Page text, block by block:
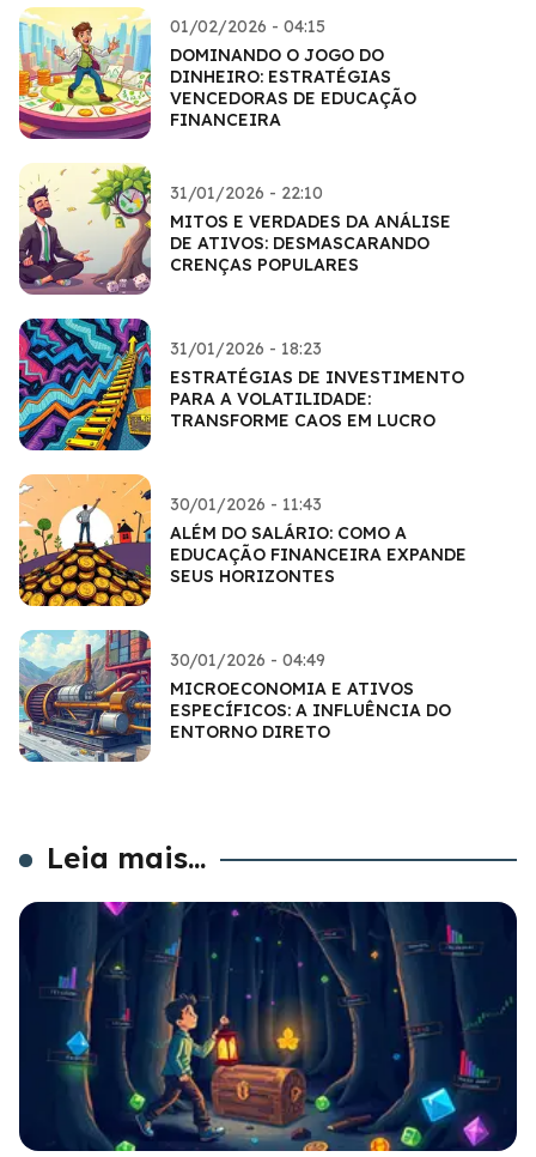
01/02/2026 - 04:15
DOMINANDO O JOGO DO
DINHEIRO: ESTRATÉGIAS
VENCEDORAS DE EDUCAÇÃO
FINANCEIRA
31/01/2026 - 22:10
MITOS E VERDADES DA ANÁLISE
DE ATIVOS: DESMASCARANDO
CRENÇAS POPULARES
31/01/2026 - 18:23
ESTRATÉGIAS DE INVESTIMENTO
PARA A VOLATILIDADE:
TRANSFORME CAOS EM LUCRO
30/01/2026 - 11:43
ALÉM DO SALÁRIO: COMO A
EDUCAÇÃO FINANCEIRA EXPANDE
SEUS HORIZONTES
30/01/2026 - 04:49
MICROECONOMIA E ATIVOS
ESPECÍFICOS: A INFLUÊNCIA DO
ENTORNO DIRETO
Leia mais...